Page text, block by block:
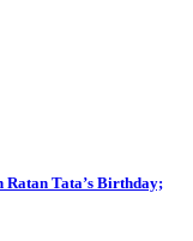
Ratan Tata’s Birthday;